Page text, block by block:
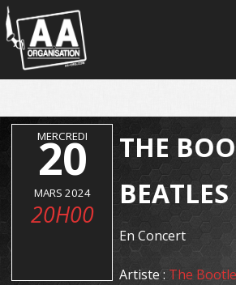
Panneau de gestion des cookies
MERCREDI
20
MARS 2024
20H00
THE
BEATLES
En Concert
Artiste : The